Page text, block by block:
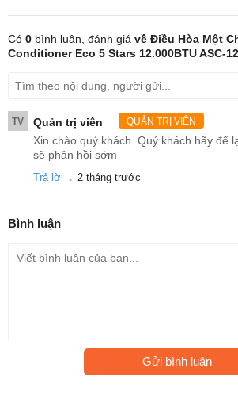
Làm Mát Nhanh Chỉ Trong
Điểm nổi bật của Xiaomi Mijia Eco 5-Star
Ưu điểm nổi bật:
Làm lạnh gần như tức thì
Có 0 bình luận, đánh giá về Điều Hòa Một
Conditioner Eco 5 Stars 12.000BTU ASC-
TV Quản trị viên QUẢN TRỊ VIÊN
Xin chào quý khách. Quý khách hãy để
sẽ phản hồi sớm
Trả lời . 2 tháng trước
Bình luận
Gửi bình luận